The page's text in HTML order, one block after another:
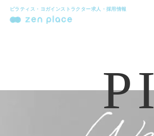
ピラティス・ヨガインストラクター求人・採用情報